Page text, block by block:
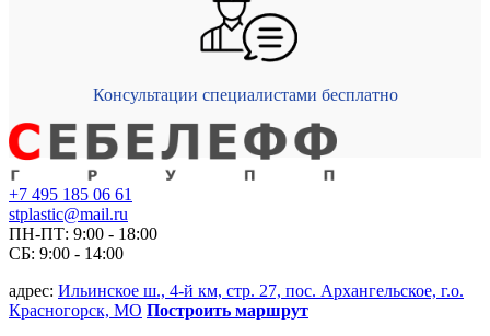
Консультации специалистами бесплатно
+7 495 185 06 61
stplastic@mail.ru
ПН-ПТ: 9:00 - 18:00
СБ: 9:00 - 14:00
адрес: Ильинское ш., 4-й км, стр. 27, пос. Архангельское, г.о.
Красногорск, МО Построить маршрут